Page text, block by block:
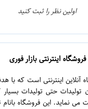
اولین نظر را ثبت کنید
فروشگاه اینترنتی بازار فوری
آنلاین اینترنتی است که با
تولیدات حتی تولیدات
می نماید. این فروشگاه